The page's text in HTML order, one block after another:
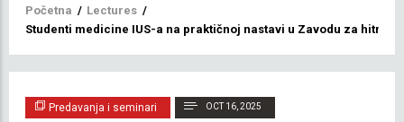
Breadcrumb
Početna / Lectures /
Studenti medicine IUS-a na praktičnoj nastavi u Zavodu za hitnu
Predavanja i seminari OCT 16, 2025